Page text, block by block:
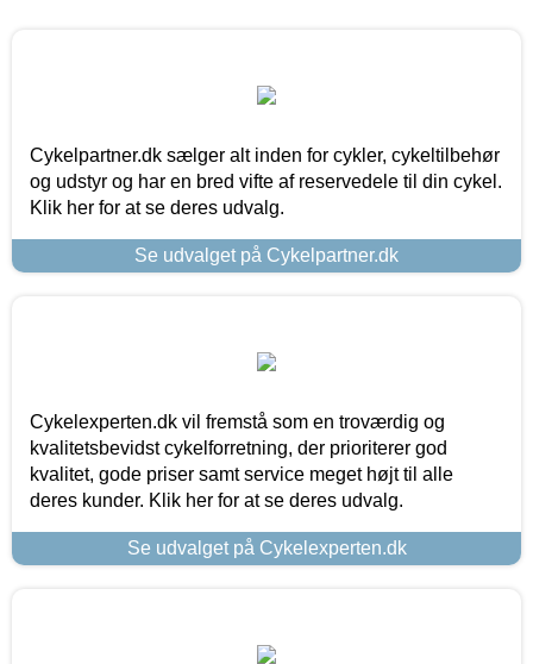
Cykelpartner.dk sælger alt inden for cykler, cykeltilbehør
og udstyr og har en bred vifte af reservedele til din cykel.
Klik her for at se deres udvalg.
Se udvalget på Cykelpartner.dk
Cykelexperten.dk vil fremstå som en troværdig og
kvalitetsbevidst cykelforretning, der prioriterer god
kvalitet, gode priser samt service meget højt til alle
deres kunder. Klik her for at se deres udvalg.
Se udvalget på Cykelexperten.dk